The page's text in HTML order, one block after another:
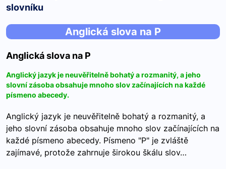
slovníku
Anglická slova na P
Anglická slova na P
Anglický jazyk je neuvěřitelně bohatý a rozmanitý, a jeho
slovní zásoba obsahuje mnoho slov začínajících na každé
písmeno abecedy.
Anglický jazyk je neuvěřitelně bohatý a rozmanitý, a
jeho slovní zásoba obsahuje mnoho slov začínajících na
každé písmeno abecedy. Písmeno "P" je zvláště
zajímavé, protože zahrnuje širokou škálu slov…